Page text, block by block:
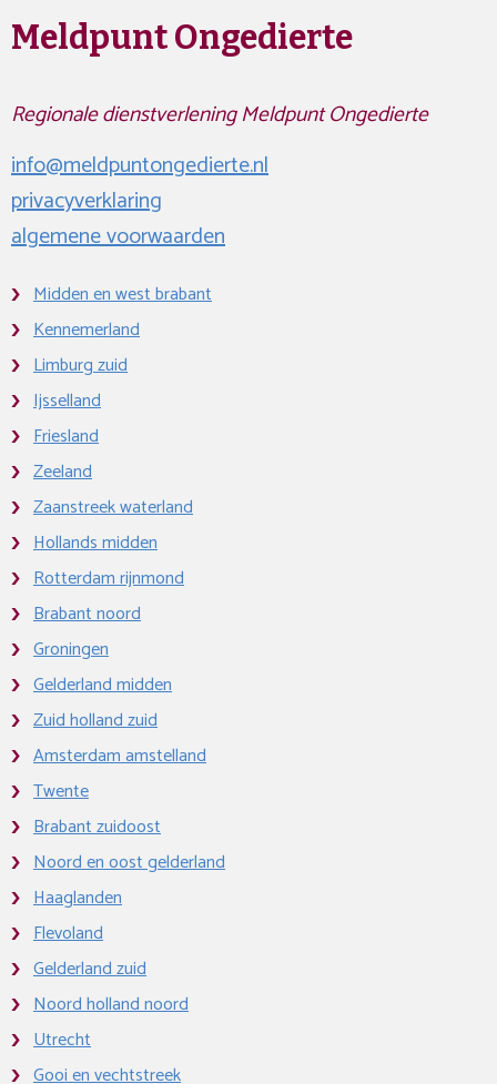
Meldpunt Ongedierte
Regionale dienstverlening Meldpunt Ongedierte
info@meldpuntongedierte.nl
privacyverklaring
algemene voorwaarden
Midden en west brabant
Kennemerland
Limburg zuid
Ijsselland
Friesland
Zeeland
Zaanstreek waterland
Hollands midden
Rotterdam rijnmond
Brabant noord
Groningen
Gelderland midden
Zuid holland zuid
Amsterdam amstelland
Twente
Brabant zuidoost
Noord en oost gelderland
Haaglanden
Flevoland
Gelderland zuid
Noord holland noord
Utrecht
Gooi en vechtstreek